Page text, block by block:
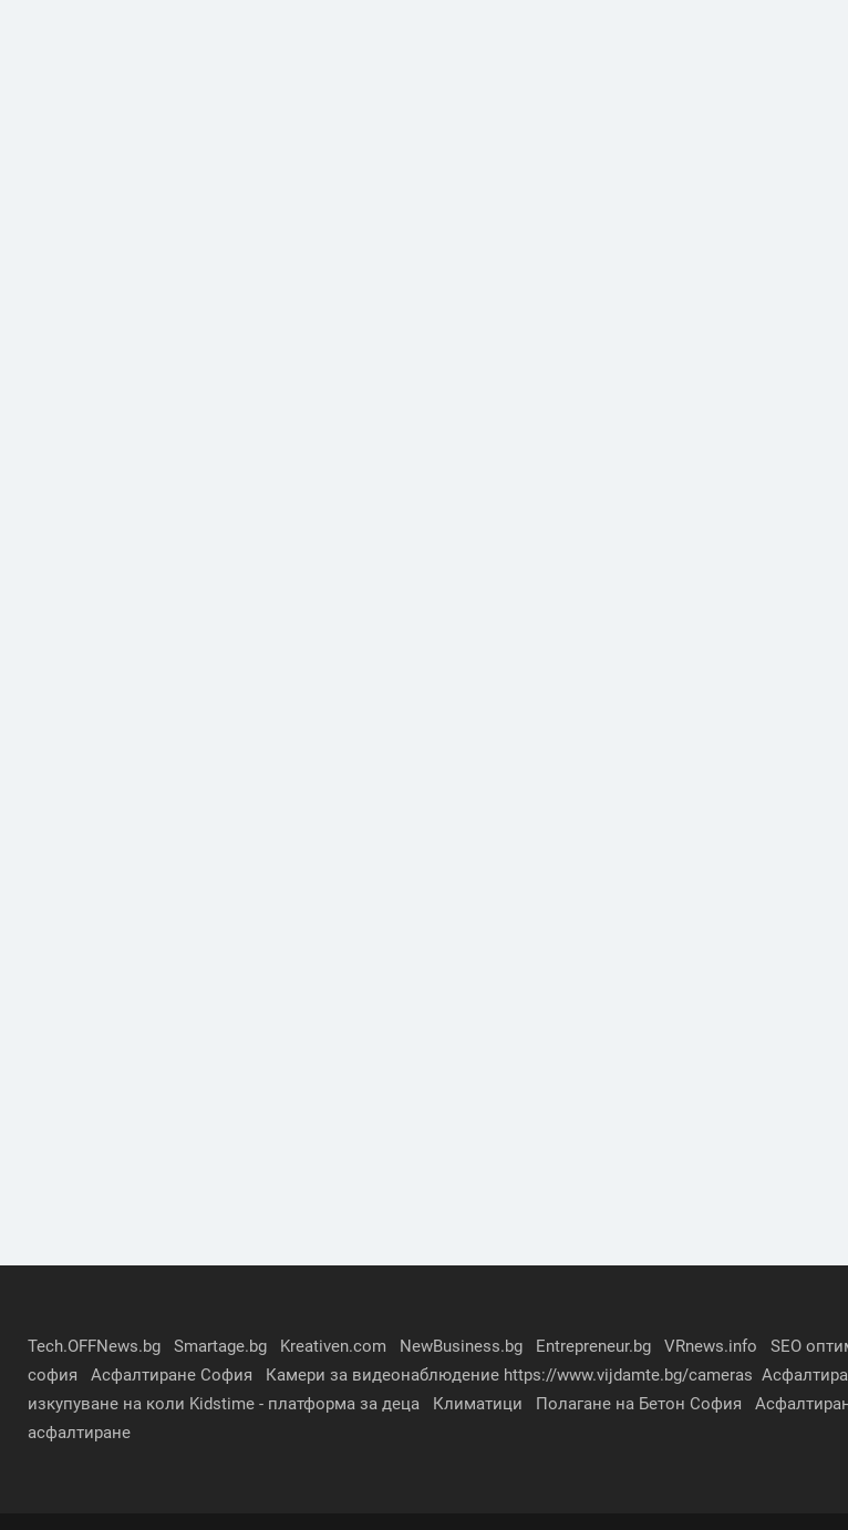
Tech.OFFNews.bg Smartage.bg Kreativen.com NewBusiness.bg Entrepreneur.bg VRnews.info SEO
софия
Асфалтиране София Камери за видеонаблюдение https://www.vijdamte.bg/cameras
изкупуване на коли Kidstime - платформа за деца Климатици Полагане на Бетон София
асфалтиране